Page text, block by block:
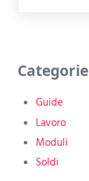
Sidebar
Categorie
Guide
Lavoro
Moduli
Soldi